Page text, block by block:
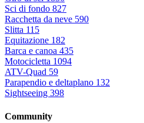
Sci di fondo 827
Racchetta da neve 590
Slitta 115
Equitazione 182
Barca e canoa 435
Motocicletta 1094
ATV-Quad 59
Parapendio e deltaplano 132
Sightseeing 398
Community